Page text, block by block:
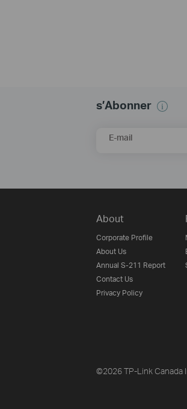
s’Abonner
E-mail
About
Corporate Profile
About Us
Annual S-211 Report
Contact Us
Privacy Policy
©2026 TP-Link Canada